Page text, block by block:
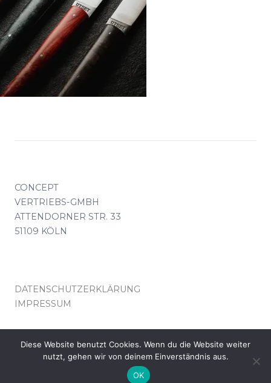
CONCEPT
VERTRIEBS-GMBH
ATTENDORNER STR. 33
51109 KÖLN
DATENSCHUTZERKLÄRUNG
IMPRESSUM
© COPYRIGHT CONCEPT VERTRIEB KÖLN
Diese Website benutzt Cookies. Wenn du die Website weiter
nutzt, gehen wir von deinem Einverständnis aus.
OK